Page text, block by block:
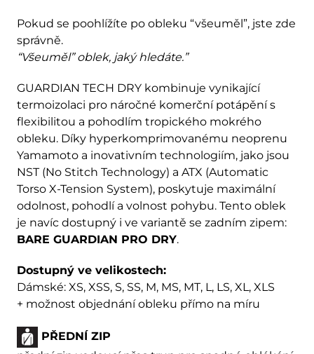
Pokud se poohlížíte po obleku “všeuměl”, jste zde
správně.
“Všeuměl” oblek, jaký hledáte.”
GUARDIAN TECH DRY kombinuje vynikající
termoizolaci pro náročné komerční potápění s
flexibilitou a pohodlím tropického mokrého
obleku. Díky hyperkomprimovanému neoprenu
Yamamoto a inovativním technologiím, jako jsou
NST (No Stitch Technology) a ATX (Automatic
Torso X-Tension System), poskytuje maximální
odolnost, pohodlí a volnost pohybu. Tento oblek
je navíc dostupný i ve variantě se zadním zipem:
BARE GUARDIAN PRO DRY.
Dostupný ve velikostech:
Dámské: XS, XSS, S, SS, M, MS, MT, L, LS, XL, XLS
+ možnost objednání obleku přímo na míru
PŘEDNÍ ZIP